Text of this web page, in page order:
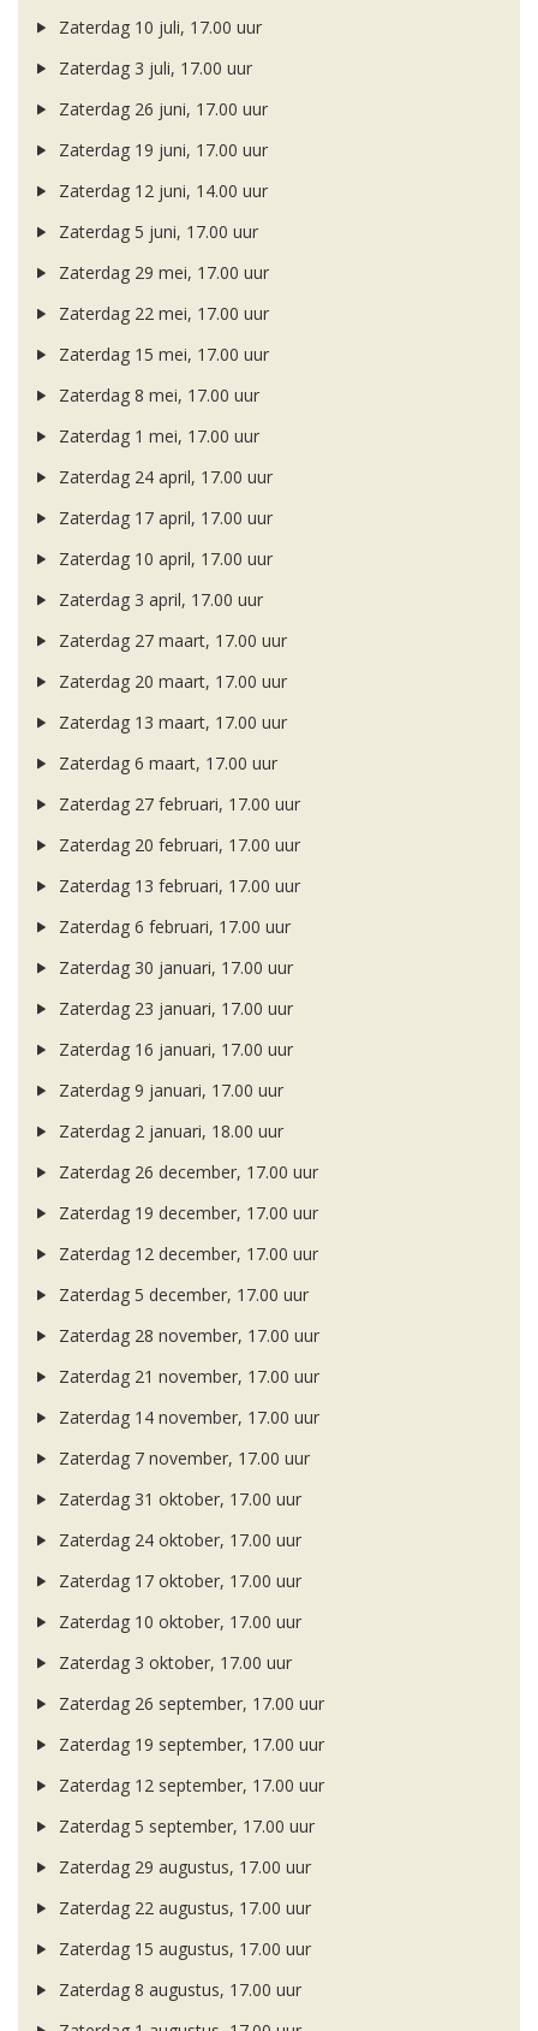
Zaterdag 10 juli, 17.00 uur
Zaterdag 3 juli, 17.00 uur
Zaterdag 26 juni, 17.00 uur
Zaterdag 19 juni, 17.00 uur
Zaterdag 12 juni, 14.00 uur
Zaterdag 5 juni, 17.00 uur
Zaterdag 29 mei, 17.00 uur
Zaterdag 22 mei, 17.00 uur
Zaterdag 15 mei, 17.00 uur
Zaterdag 8 mei, 17.00 uur
Zaterdag 1 mei, 17.00 uur
Zaterdag 24 april, 17.00 uur
Zaterdag 17 april, 17.00 uur
Zaterdag 10 april, 17.00 uur
Zaterdag 3 april, 17.00 uur
Zaterdag 27 maart, 17.00 uur
Zaterdag 20 maart, 17.00 uur
Zaterdag 13 maart, 17.00 uur
Zaterdag 6 maart, 17.00 uur
Zaterdag 27 februari, 17.00 uur
Zaterdag 20 februari, 17.00 uur
Zaterdag 13 februari, 17.00 uur
Zaterdag 6 februari, 17.00 uur
Zaterdag 30 januari, 17.00 uur
Zaterdag 23 januari, 17.00 uur
Zaterdag 16 januari, 17.00 uur
Zaterdag 9 januari, 17.00 uur
Zaterdag 2 januari, 18.00 uur
Zaterdag 26 december, 17.00 uur
Zaterdag 19 december, 17.00 uur
Zaterdag 12 december, 17.00 uur
Zaterdag 5 december, 17.00 uur
Zaterdag 28 november, 17.00 uur
Zaterdag 21 november, 17.00 uur
Zaterdag 14 november, 17.00 uur
Zaterdag 7 november, 17.00 uur
Zaterdag 31 oktober, 17.00 uur
Zaterdag 24 oktober, 17.00 uur
Zaterdag 17 oktober, 17.00 uur
Zaterdag 10 oktober, 17.00 uur
Zaterdag 3 oktober, 17.00 uur
Zaterdag 26 september, 17.00 uur
Zaterdag 19 september, 17.00 uur
Zaterdag 12 september, 17.00 uur
Zaterdag 5 september, 17.00 uur
Zaterdag 29 augustus, 17.00 uur
Zaterdag 22 augustus, 17.00 uur
Zaterdag 15 augustus, 17.00 uur
Zaterdag 8 augustus, 17.00 uur